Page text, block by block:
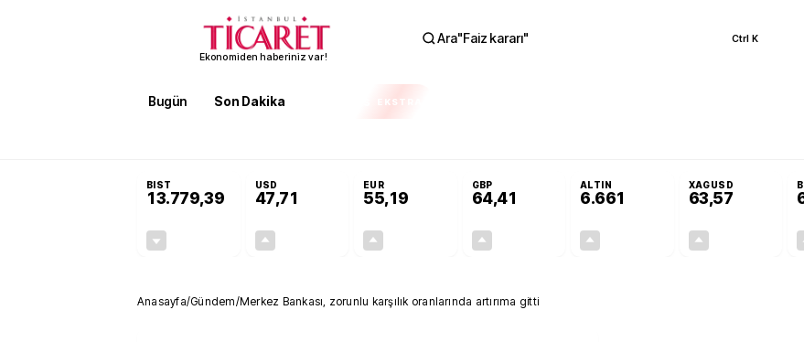
Ekonomiden haberiniz var!
Ara"Faiz kararı" Ctrl K
Bugün Son Dakika EKSTRA
BIST
13.779,39
USD
47,71
EUR
55,19
GBP
64,41
ALTIN
6.661
XAGUSD
63,57
Anasayfa/Gündem/Merkez Bankası, zorunlu karşılık oranlarında artırıma gitti